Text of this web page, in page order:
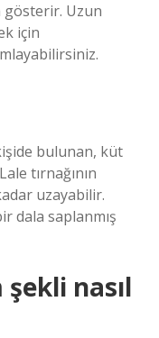
gösterir. Uzun
için
bulunan, küt
tırnağının
uzayabilir.
dala saplanmış
nasıl